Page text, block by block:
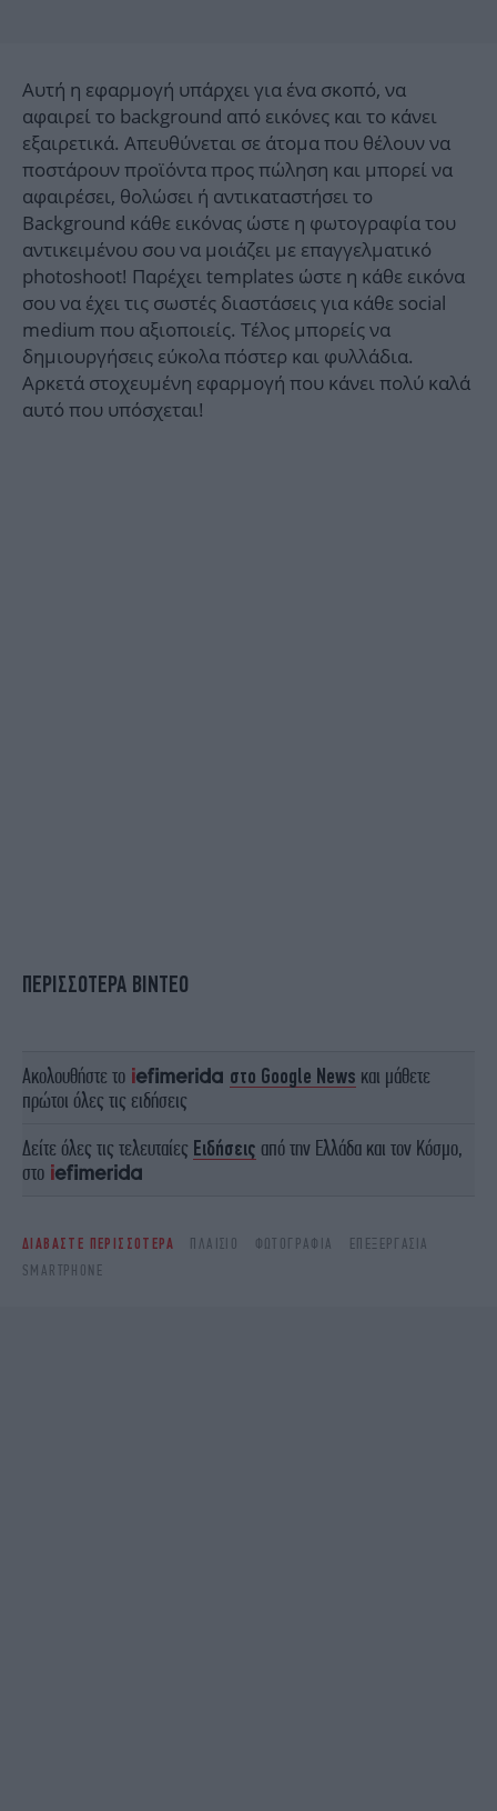
Αυτή η εφαρμογή υπάρχει για ένα σκοπό, να
αφαιρεί το background από εικόνες και το κάνει
εξαιρετικά. Απευθύνεται σε άτομα που θέλουν να
ποστάρουν προϊόντα προς πώληση και μπορεί να
αφαιρέσει, θολώσει ή αντικαταστήσει το
Background κάθε εικόνας ώστε η φωτογραφία του
αντικειμένου σου να μοιάζει με επαγγελματικό
photoshoot! Παρέχει templates ώστε η κάθε εικόνα
σου να έχει τις σωστές διαστάσεις για κάθε social
medium που αξιοποιείς. Τέλος μπορείς να
δημιουργήσεις εύκολα πόστερ και φυλλάδια.
Αρκετά στοχευμένη εφαρμογή που κάνει πολύ καλά
αυτό που υπόσχεται!
ΠΕΡΙΣΣΟΤΕΡΑ ΒΙΝΤΕΟ
Ακολουθήστε το στο Google News και μάθετε
πρώτοι όλες τις ειδήσεις
Δείτε όλες τις τελευταίες Ειδήσεις από την Ελλάδα και τον Κόσμο,
στο
ΔΙΑΒΑΣΤΕ ΠΕΡΙΣΣΟΤΕΡΑ ΠΛΑΊΣΙΟ ΦΩΤΟΓΡΑΦΊΑ
ΕΠΕΞΕΡΓΑΣΊΑ
SMARTPHONE